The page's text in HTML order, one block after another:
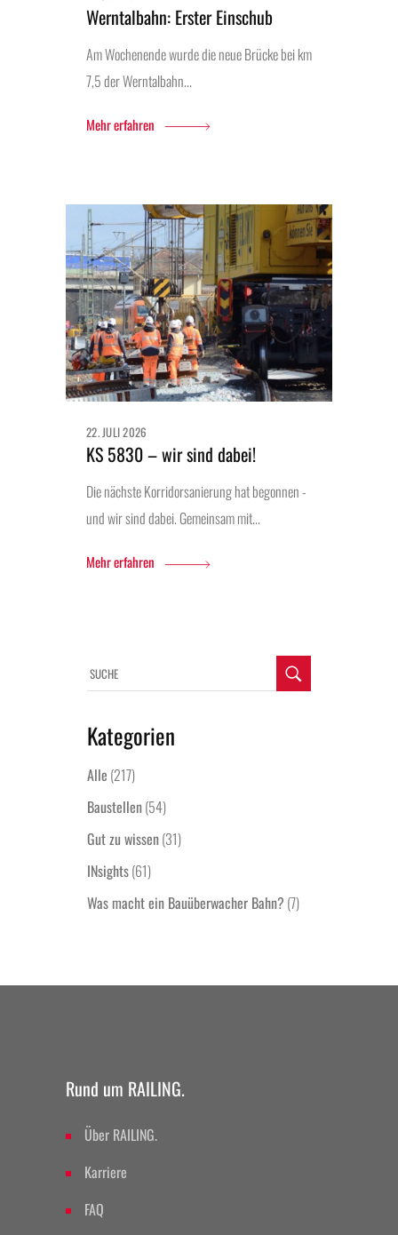
Werntalbahn: Erster Einschub
Am Wochenende wurde die neue Brücke bei km
7,5 der Werntalbahn...
Mehr erfahren
22. JULI 2026
KS 5830 – wir sind dabei!
Die nächste Korridorsanierung hat begonnen -
und wir sind dabei. Gemeinsam mit...
Mehr erfahren
Kategorien
Alle (217)
Baustellen(54)
Gut zu wissen(31)
INsights(61)
Was macht ein Bauüberwacher Bahn? (7)
Rund um RAILING.
Über RAILING.
Karriere
FAQ